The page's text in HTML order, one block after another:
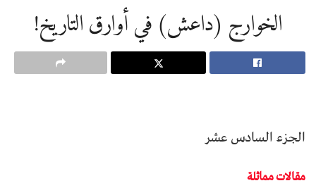
الخوارج (داعش) في أوارق التاريخ!
الجزء السادس عشر
مقالات مماثلة